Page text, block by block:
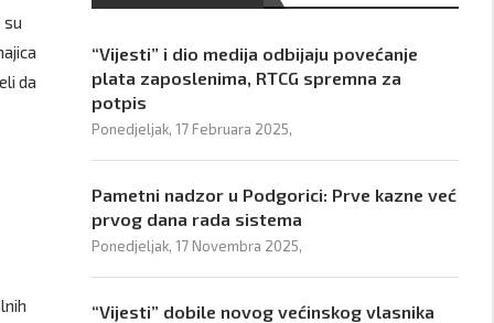
su
da
“Vijesti” i dio medija odbijaju povećanje
plata zaposlenima, RTCG spremna za
potpis
Ponedjeljak, 17 Februara 2025,
Pametni nadzor u Podgorici: Prve kazne već
prvog dana rada sistema
Ponedjeljak, 17 Novembra 2025,
“Vijesti” dobile novog većinskog vlasnika